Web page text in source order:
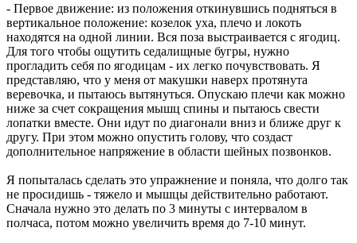
- Первое движение: из положения откинувшись подняться в
вертикальное положение: козелок уха, плечо и локоть
находятся на одной линии. Вся поза выстраивается с ягодиц.
Для того чтобы ощутить седалищные бугры, нужно
прогладить себя по ягодицам - их легко почувствовать. Я
представляю, что у меня от макушки наверх протянута
веревочка, и пытаюсь вытянуться. Опускаю плечи как можно
ниже за счет сокращения мышц спины и пытаюсь свести
лопатки вместе. Они идут по диагонали вниз и ближе друг к
другу. При этом можно опустить голову, что создаст
дополнительное напряжение в области шейных позвонков.
Я попыталась сделать это упражнение и поняла, что долго так
не просидишь - тяжело и мышцы действительно работают.
Сначала нужно это делать по 3 минуты с интервалом в
полчаса, потом можно увеличить время до 7-10 минут.